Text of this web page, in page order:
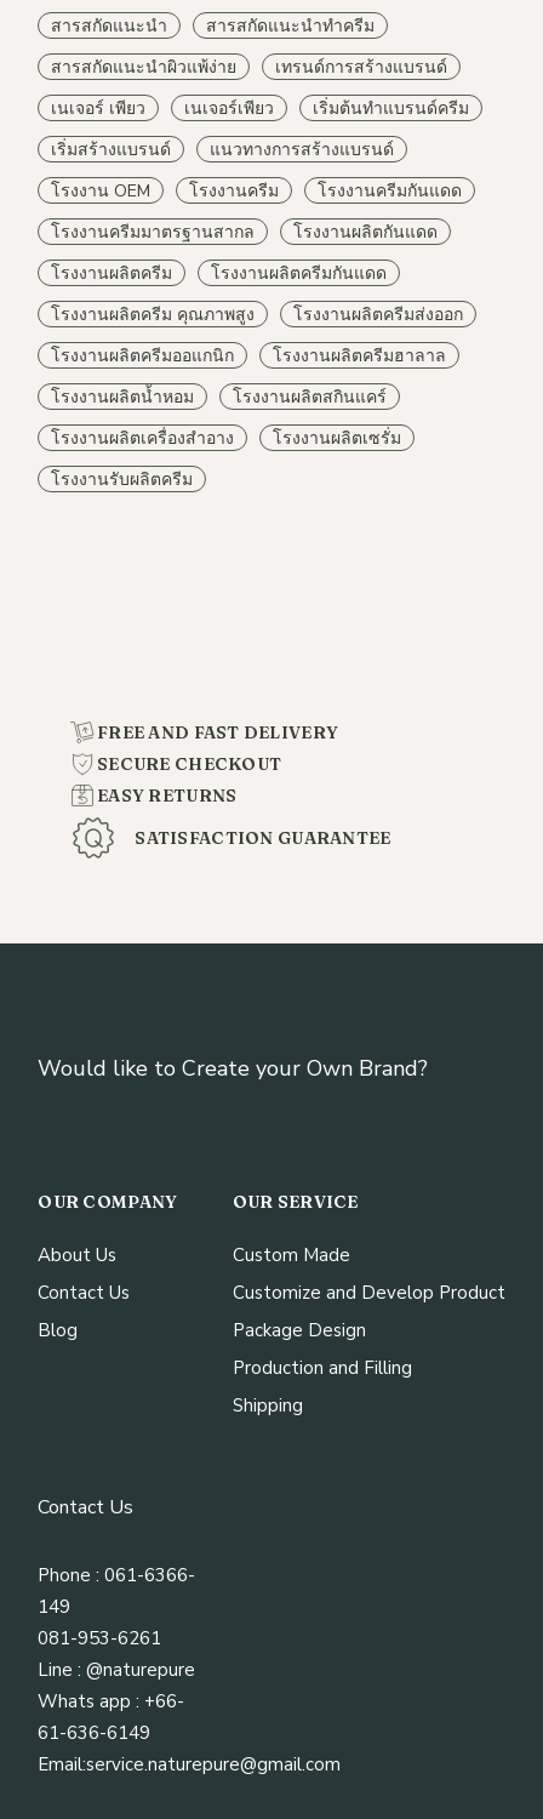
สารสกัดแนะนำ
สารสกัดแนะนำทำครีม
สารสกัดแนะนำผิวแพ้ง่าย
เทรนด์การสร้างแบรนด์
เนเจอร์ เพียว
เนเจอร์เพียว
เริ่มต้นทำแบรนด์ครีม
เริ่มสร้างแบรนด์
แนวทางการสร้างแบรนด์
โรงงาน OEM
โรงงานครีม
โรงงานครีมกันแดด
โรงงานครีมมาตรฐานสากล
โรงงานผลิตกันแดด
โรงงานผลิตครีม
โรงงานผลิตครีมกันแดด
โรงงานผลิตครีม คุณภาพสูง
โรงงานผลิตครีมส่งออก
โรงงานผลิตครีมออแกนิก
โรงงานผลิตครีมฮาลาล
โรงงานผลิตน้ำหอม
โรงงานผลิตสกินแคร์
โรงงานผลิตเครื่องสำอาง
โรงงานผลิตเซรั่ม
โรงงานรับผลิตครีม
FREE AND FAST DELIVERY
SECURE CHECKOUT
EASY RETURNS
SATISFACTION GUARANTEE
Would like to Create your Own Brand?
OUR COMPANY
About Us
Contact Us
Blog
OUR SERVICE
Custom Made
Customize and Develop Product
Package Design
Production and Filling
Shipping
Contact Us
Phone : 061-6366-
149
081-953-6261
Line : @naturepure
Whats app : +66-
61-636-6149
Email:service.naturepure@gmail.com